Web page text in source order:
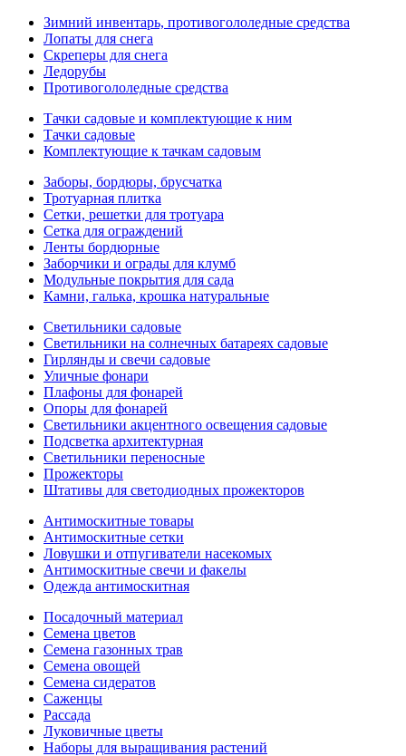
Зимний инвентарь, противогололедные средства
Лопаты для снега
Скреперы для снега
Ледорубы
Противогололедные средства
Тачки садовые и комплектующие к ним
Тачки садовые
Комплектующие к тачкам садовым
Заборы, бордюры, брусчатка
Тротуарная плитка
Сетки, решетки для тротуара
Сетка для ограждений
Ленты бордюрные
Заборчики и ограды для клумб
Модульные покрытия для сада
Камни, галька, крошка натуральные
Светильники садовые
Светильники на солнечных батареях садовые
Гирлянды и свечи садовые
Уличные фонари
Плафоны для фонарей
Опоры для фонарей
Светильники акцентного освещения садовые
Подсветка архитектурная
Светильники переносные
Прожекторы
Штативы для светодиодных прожекторов
Антимоскитные товары
Антимоскитные сетки
Ловушки и отпугиватели насекомых
Антимоскитные свечи и факелы
Одежда антимоскитная
Посадочный материал
Семена цветов
Семена газонных трав
Семена овощей
Семена сидератов
Саженцы
Рассада
Луковичные цветы
Наборы для выращивания растений